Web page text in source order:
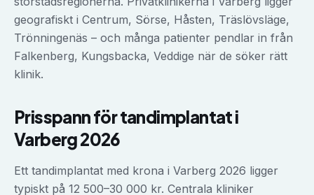
geografiskt i Centrum, Sörse, Håsten, Träslövsläge,
Trönningenäs – och många patienter pendlar in från
Falkenberg, Kungsbacka, Veddige när de söker rätt
klinik.
Prisspann förtandimplantati
Varberg2026
Ett tandimplantat med krona i Varberg 2026 ligger
typiskt på 12 500–30 000 kr. Centrala kliniker